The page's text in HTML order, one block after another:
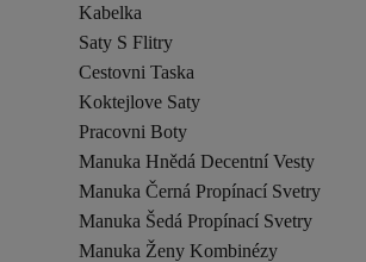
Kabelka
Saty S Flitry
Cestovni Taska
Koktejlove Saty
Pracovni Boty
Manuka Hnědá Decentní Vesty
Manuka Černá Propínací Svetry
Manuka Šedá Propínací Svetry
Manuka Ženy Kombinézy